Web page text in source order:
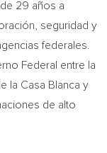
29 años a
seguridad y
federales.
Federal entre la
la Casa Blanca y
de alto